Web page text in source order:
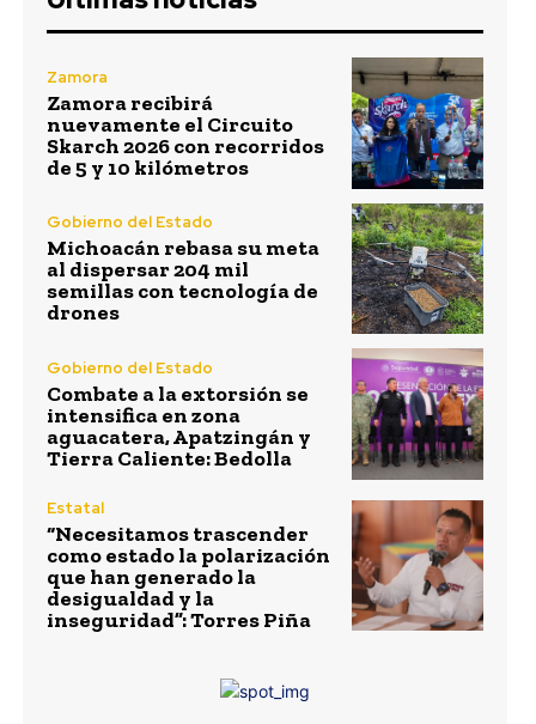
Zamora
Zamora recibirá
nuevamente el Circuito
Skarch 2026 con recorridos
de 5 y 10 kilómetros
Gobierno del Estado
Michoacán rebasa su meta
al dispersar 204 mil
semillas con tecnología de
drones
Gobierno del Estado
Combate a la extorsión se
intensifica en zona
aguacatera, Apatzingán y
Tierra Caliente: Bedolla
Estatal
“Necesitamos trascender
como estado la polarización
que han generado la
desigualdad y la
inseguridad”: Torres Piña